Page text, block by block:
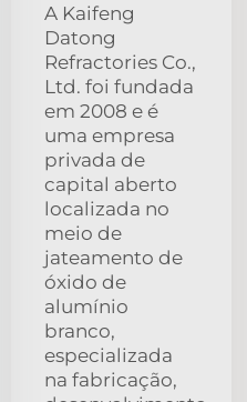
A Kaifeng
Datong
Refractories Co.,
Ltd. foi fundada
em 2008 e é
uma empresa
privada de
capital aberto
localizada no
meio de
jateamento de
óxido de
alumínio
branco,
especializada
na fabricação,